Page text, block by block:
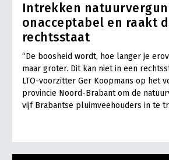
Intrekken
onacceptabel en raakt
rechtsstaat
“De boosheid wordt, hoe langer je
maar groter. Dit kan niet in een
LTO-voorzitter Ger Koopmans op het
provincie Noord-Brabant om de
vijf Brabantse pluimveehouders in te